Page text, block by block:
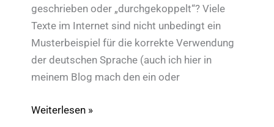
geschrieben oder „durchgekoppelt“? Viele
Texte im Internet sind nicht unbedingt ein
Musterbeispiel für die korrekte Verwendung
der deutschen Sprache (auch ich hier in
meinem Blog mach den ein oder
Bindestrich
Weiterlesen »